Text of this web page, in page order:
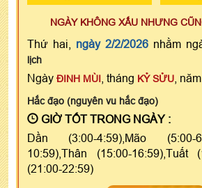
NGÀY KHÔNG XẤU NHƯNG
Thứ hai, ngày 2/2/2026 nhằm
lịch
Ngày ĐINH MÙI , tháng KỶ SỬU , năm
Hắc đạo (nguyên vu hắc đạo)
GIỜ TỐT TRONG NGÀY :
Dần (3:00-4:59),Mão (5:00-
10:59),Thân (15:00-16:59),Tuất
(21:00-22:59)